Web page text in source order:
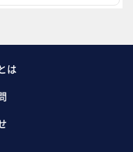
は